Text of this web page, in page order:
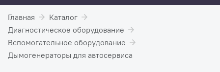
Главная
Каталог
Диагностическое оборудование
Вспомогательное оборудование
Дымогенераторы для автосервиса